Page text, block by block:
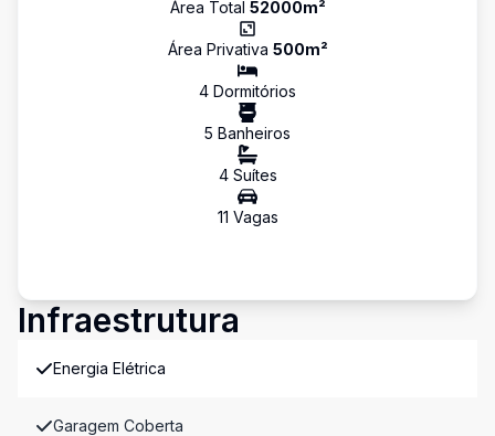
Área Total 52000m²
Área Privativa 500m²
4 Dormitórios
5 Banheiros
4Suítes
11 Vagas
Infraestrutura
Energia Elétrica
Garagem Coberta